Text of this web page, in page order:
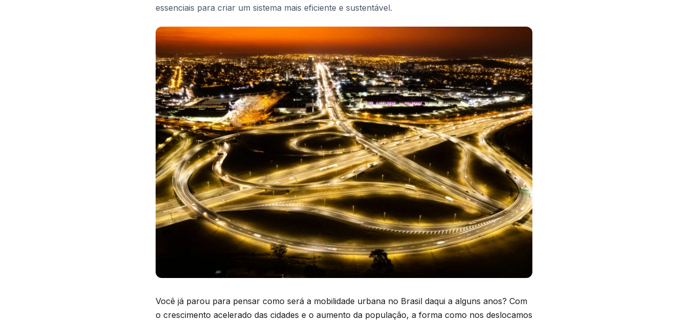
essenciais para criar um sistema mais eficiente e sustentável.
Você já parou para pensar como será a mobilidade urbana no Brasil daqui a alguns anos? Com
o crescimento acelerado das cidades e o aumento da população, a forma como nos deslocamos